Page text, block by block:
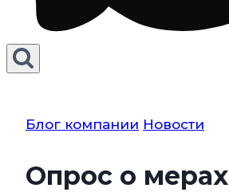
Блог компании Новости
Опрос о мерах